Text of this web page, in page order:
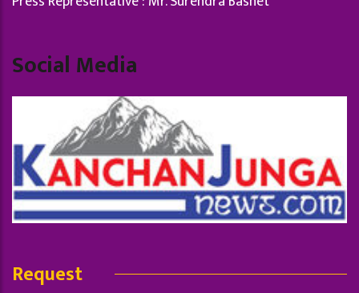
Social Media
Request